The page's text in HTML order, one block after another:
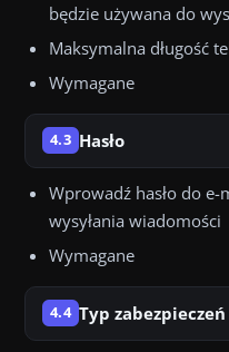
będzie używana do
Maksymalna długość
Wymagane
4.3 Hasło
Wprowadź hasło do
wysyłania wiadomości
Wymagane
4.4 Typ zabezpieczeń